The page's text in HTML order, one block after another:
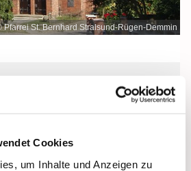
Cookies
um Inhalte und Anzeigen zu
Pfarrei St. Bernhard Stralsund-Rügen-Demmin
2028, 09:00 Uhr
Bergen, Clementstraße
auf Rügen